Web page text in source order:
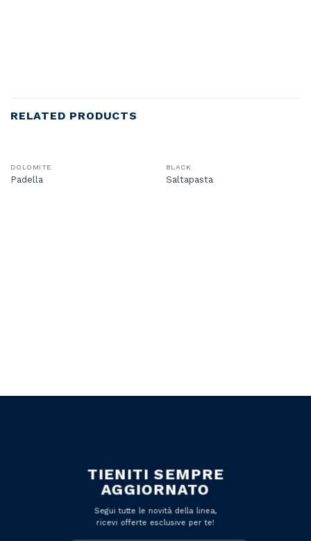
RELATED PRODUCTS
DOLOMITE
Padella
BLACK
Saltapasta
TIENITI SEMPRE
AGGIORNATO
Segui tutte le novità della linea,
ricevi offerte esclusive per te!